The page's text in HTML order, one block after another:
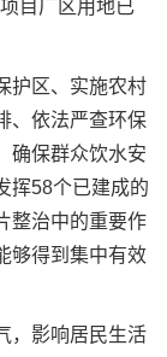
目厂区用地已
区、实施农村
、依法严查环保
确保群众饮水安
挥58个已建成的
整治中的重要作
够得到集中有效
影响居民生活